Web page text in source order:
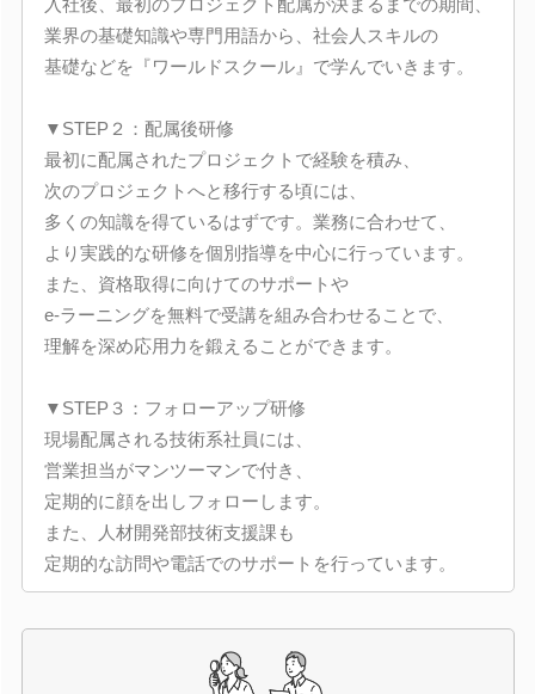
入社後、最初のプロジェクト配属が決まるまでの期間、
業界の基礎知識や専門用語から、社会人スキルの
基礎などを『ワールドスクール』で学んでいきます。
▼STEP２：配属後研修
最初に配属されたプロジェクトで経験を積み、
次のプロジェクトへと移行する頃には、
多くの知識を得ているはずです。業務に合わせて、
より実践的な研修を個別指導を中心に行っています。
また、資格取得に向けてのサポートや
e-ラーニングを無料で受講を組み合わせることで、
理解を深め応用力を鍛えることができます。
▼STEP３：フォローアップ研修
現場配属される技術系社員には、
営業担当がマンツーマンで付き、
定期的に顔を出しフォローします。
また、人材開発部技術支援課も
定期的な訪問や電話でのサポートを行っています。